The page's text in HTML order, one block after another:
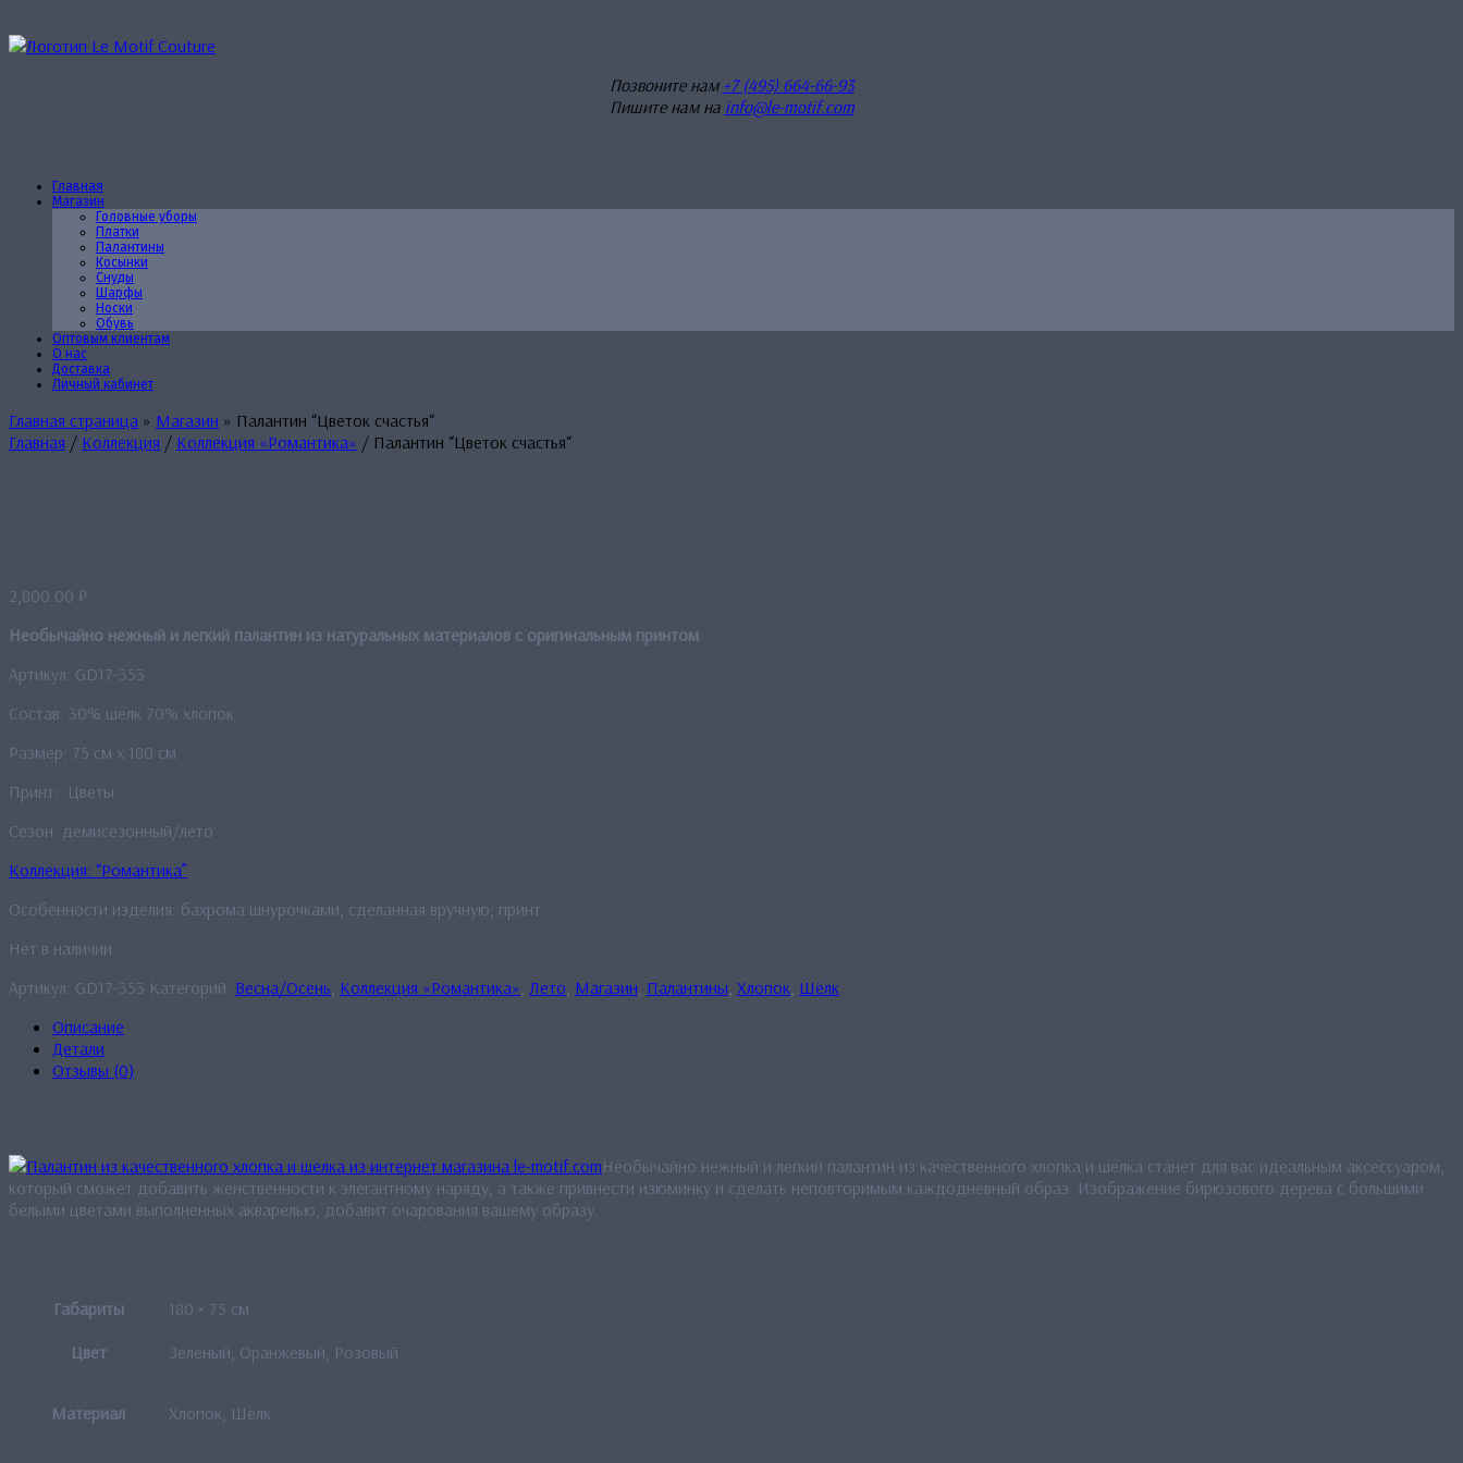
к
Позвоните нам +7 (495) 664-66-93
Пишите нам на info@le-motif.com
Главная
Магазин
Головные уборы
Платки
Палантины
Косынки
Снуды
Шарфы
Носки
Обувь
Оптовым клиентам
О нас
Доставка
Личный кабинет
Главная страница » Магазин » Палантин “Цветок счастья“
Главная / Коллекция / Коллекция «Романтика» / Палантин “Цветок счастья“
2,800.00 ₽
Необычайно нежный и легкий палантин из натуральных материалов с оригинальным принтом
Артикул: GD17-353
Состав: 30% шёлк 70% хлопок
Размер: 75 см x 180 см
Принт: Цветы
Сезон: демисезонный/лето
Коллекция: “Романтика”
Особенности изделия: бахрома шнурочками, сделанная вручную; принт
Нет в наличии
Артикул: GD17-353 Категорий: Весна/Осень Коллекция «Романтика» Лето Магазин Палантины Хлопок Шёлк
Описание
Детали
Отзывы (0)
Необычайно нежный и легкий палантин из качественного хлопка и шёлка станет для вас идеальным аксессуаром,
который сможет добавить женственности к элегантному наряду, а также привнести изюминку и сделать неповторимым каждодневный образ. Изображение бирюзового дерева с большими
белыми цветами выполненных акварелью, добавит очарования вашему образу.
Габариты
180 × 75 см
Цвет
Зеленый, Оранжевый, Розовый
Материал Хлопок, Шёлк